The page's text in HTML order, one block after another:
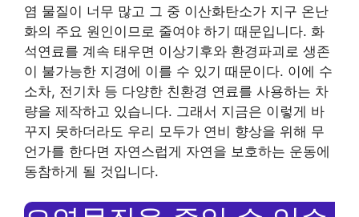
염 물질이 너무 많고 그 중 이산화탄소가 지구 온난
화의 주요 원인이므로 줄여야 하기 때문입니다. 화
석연료를 계속 태우면 이상기후와 환경파괴로 생존
이 불가능한 지경에 이를 수 있기 때문이다. 이에 수
소차, 전기차 등 다양한 친환경 연료를 사용하는 차
량을 제작하고 있습니다. 그래서 지금은 이렇게 바
꾸지 못하더라도 우리 모두가 연비 향상을 위해 무
언가를 한다면 자연스럽게 자연을 보호하는 운동에
동참하게 될 것입니다.